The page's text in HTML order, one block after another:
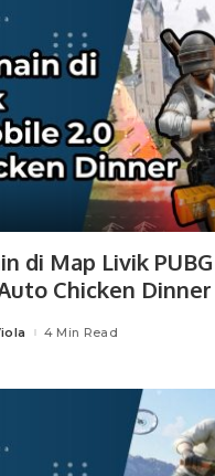
di Map Livik PUBG
Chicken Dinner
4 Min Read